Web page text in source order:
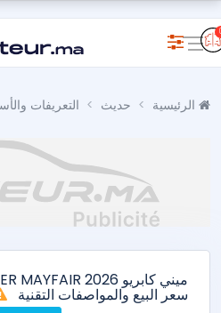
حديث التعريفات
سعر البيع والمواصفات التقنية